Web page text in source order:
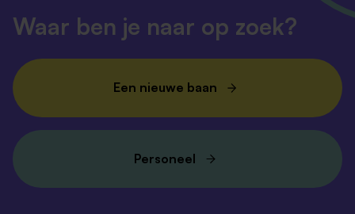
Waar ben je naar op zoek?
Een nieuwe baan
Personeel